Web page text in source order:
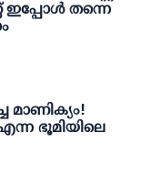
ഇപ്പോള്‍ തന്നെ
മാണിക്യം!
ഭൂമിയിലെ